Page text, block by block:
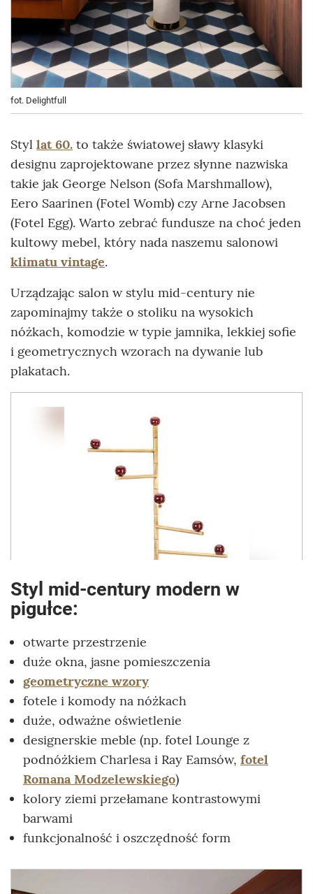
fot. Delightfull
Styl lat 60. to także światowej sławy klasyki
designu zaprojektowane przez słynne nazwiska
takie jak George Nelson (Sofa Marshmallow),
Eero Saarinen (Fotel Womb) czy Arne Jacobsen
(Fotel Egg). Warto zebrać fundusze na choć jeden
kultowy mebel, który nada naszemu salonowi
klimatu vintage.
Urządzając salon w stylu mid-century nie
zapominajmy także o stoliku na wysokich
nóżkach, komodzie w typie jamnika, lekkiej sofie
i geometrycznych wzorach na dywanie lub
plakatach.
Styl mid-century modern w
pigułce:
otwarte przestrzenie
duże okna, jasne pomieszczenia
geometryczne wzory
fotele i komody na nóżkach
duże, odważne oświetlenie
designerskie meble (np. fotel Lounge z
podnóżkiem Charlesa i Ray Eamsów, fotel
Romana Modzelewskiego)
kolory ziemi przełamane kontrastowymi
barwami
funkcjonalność i oszczędność form